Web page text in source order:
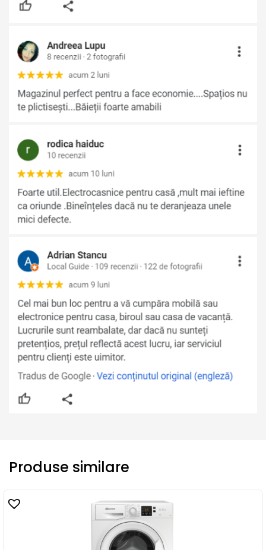
Produse similare